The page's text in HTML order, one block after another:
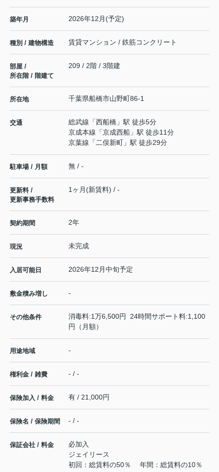
築年月 2026年12月(予定)
種別 / 建物構造 賃貸マンション / 鉄筋コンクリート
部屋 /
所在階 / 階建て
209 / 2階 / 3階建
所在地 千葉県船橋市山野町86-1
交通 総武線 「西船橋 」駅 徒歩5分
京成本線 「京成西船 」駅 徒歩11分
京葉線 「 二俣新町 」駅 徒歩29分
駐車場 / 月額 無 / -
更新料 /
更新事務手数料
1ヶ月(新賃料) / -
契約期間 2年
現況 未完成
入居可能日 2026年12月中旬予定
敷金積み増し -
その他条件
消毒料:1万6,500円 24時間サポート料:1,100
円（月額）
用途地域 -
権利金 / 雑費 - / -
保険加入 / 料金 有 / 21,000円
保険名 / 保険期間 - / -
保証会社 / 料金
必加入
ジェイリース
初回：総賃料の50％ 年間：総賃料の10％